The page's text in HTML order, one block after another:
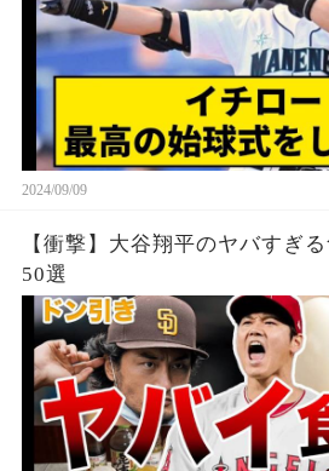
2024/09/09
【衝撃】大谷翔平のヤバすぎ
50選